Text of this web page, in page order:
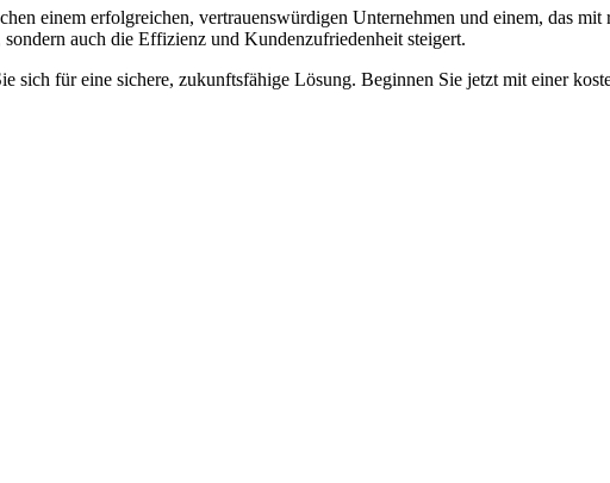
einem erfolgreichen, vertrauenswürdigen Unternehmen und einem, das
auch die Effizienz und Kundenzufriedenheit steigert.
sich für eine sichere, zukunftsfähige Lösung. Beginnen Sie jetzt mit einer